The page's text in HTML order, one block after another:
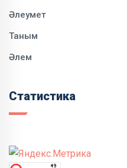
Әлеумет
Таным
Әлем
Статистика